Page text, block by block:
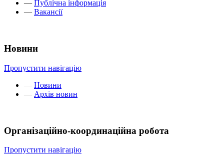
— Публічна інформація
— Вакансії
Новини
Пропустити навігацію
— Новини
— Архів новин
Організаційно-координаційна робота
Пропустити навігацію